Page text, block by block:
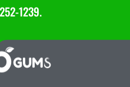
1239.